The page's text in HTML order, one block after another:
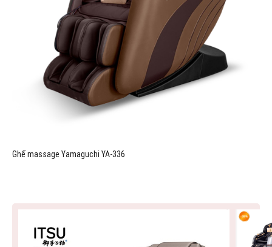
Ghế massage Yamaguchi YA-336